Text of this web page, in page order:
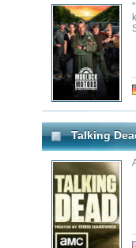
Genre:
Exhumed
A suspenseful
justice being
Genre:
Real World/Road Rules
Past members of
time cast
each other for